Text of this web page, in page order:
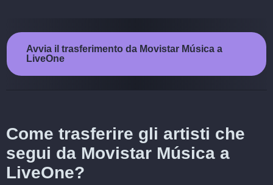
Avvia il trasferimento da Movistar Música a
LiveOne
Come trasferire gli artisti che
segui da Movistar Música a
LiveOne?